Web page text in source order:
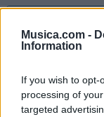
Musica.com -
Information
If you wish to
processing of
targeted
Biografía Ranking
Ranking de